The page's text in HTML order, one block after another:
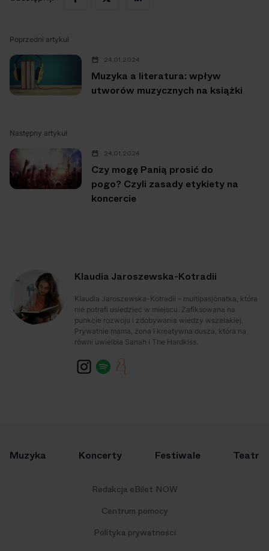
Poprzedni artykuł
24.01.2024
Muzyka a literatura: wpływ
utworów muzycznych na książki
Następny artykuł
24.01.2024
Czy mogę Panią prosić do
pogo? Czyli zasady etykiety na
koncercie
Klaudia Jaroszewska-Kotradii
Klaudia Jaroszewska-Kotradii – multipasjonatka, która
nie potrafi usiedzieć w miejscu. Zafiksowana na
punkcie rozwoju i zdobywania wiedzy wszelakiej.
Prywatnie mama, żona i kreatywna dusza, która na
równi uwielbia Sanah i The Hardkiss.
Muzyka Koncerty Festiwale Teatr
Redakcja eBilet NOW
Centrum pomocy
Polityka prywatności